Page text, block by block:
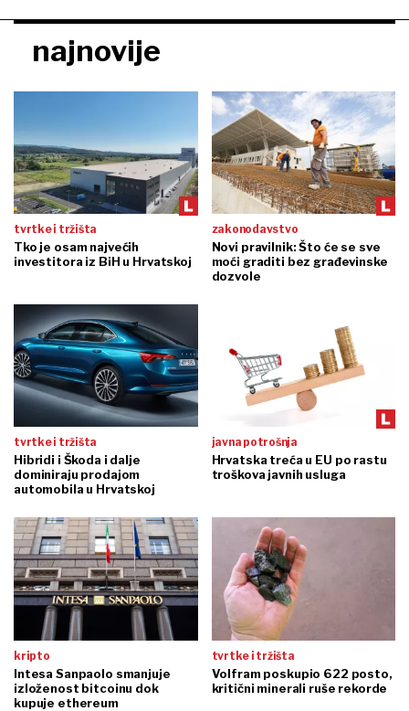
najnovije
tvrtke i tržišta
Tko je osam najvećih
investitora iz BiH u Hrvatskoj
zakonodavstvo
Novi pravilnik: Što će se sve
moći graditi bez građevinske
dozvole
tvrtke i tržišta
Hibridi i Škoda i dalje
dominiraju prodajom
automobila u Hrvatskoj
javna potrošnja
Hrvatska treća u EU po rastu
troškova javnih usluga
kripto
Intesa Sanpaolo smanjuje
izloženost bitcoinu dok
kupuje ethereum
tvrtke i tržišta
Volfram poskupio 622 posto,
kritični minerali ruše rekorde